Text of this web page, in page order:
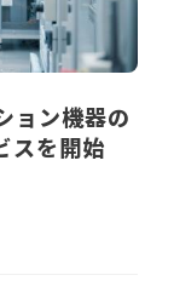
ョン機器の
スを開始